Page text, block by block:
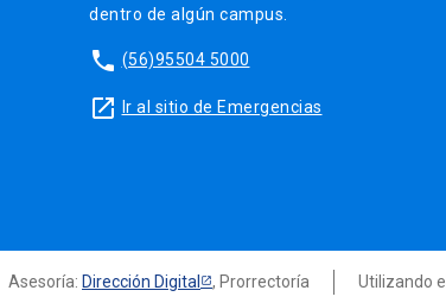
dentro de algún campus.
phone (56)95504 5000
launch Ir al sitio de Emergencias
Asesoría: Dirección Digital , Prorrectoría Utilizando el